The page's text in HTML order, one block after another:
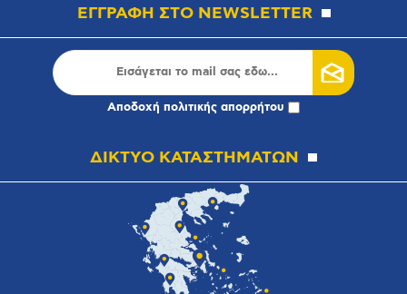
ΕΓΓΡΑΦΗ ΣΤΟ NEWSLETTER
Αποδοχή πολιτικής απορρήτου
ΔΙΚΤΥΟ ΚΑΤΑΣΤΗΜΑΤΩΝ